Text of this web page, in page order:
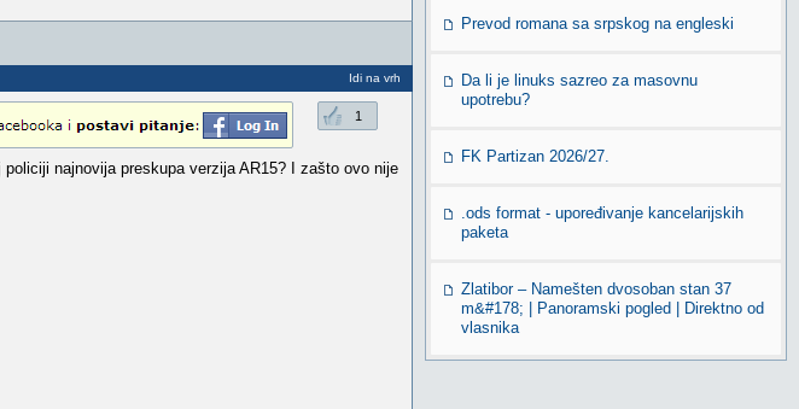
Idi na vrh
1
najnovija preskupa verzija AR15? I zašto ovo nije
Prevod romana sa srpskog na engleski
Da li je linuks sazreo za masovnu
upotrebu?
FK Partizan 2026/27.
.ods format - upoređivanje kancelarijskih
paketa
Zlatibor – Namešten dvosoban stan 37
m&#178; | Panoramski pogled | Direktno od
vlasnika